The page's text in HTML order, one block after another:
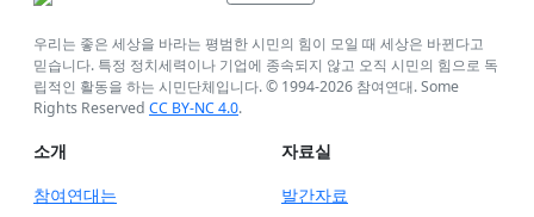
우리는 좋은 세상을 바라는 평범한 시민의 힘이 모일 때 세상은 바뀐다고
믿습니다. 특정 정치세력이나 기업에 종속되지 않고 오직 시민의 힘으로 독
립적인 활동을 하는 시민단체입니다. © 1994-2026 참여연대. Some
Rights Reserved CC BY-NC 4.0.
소개
참여연대는
자료실
발간자료